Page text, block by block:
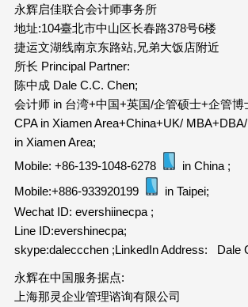
永辉启佳联合会计师事务所
地址:104臺北市中山区长春路378号6楼
捷运文湖线南京东路站,兄弟大饭店附近
所长 Principal Partner:
陈中成 Dale C.C. Chen;
会计师 in 台湾+中国+英国/企管硕士+企管博
CPA in Xiamen Area+China+UK/
in Xiamen Area;
Mobile: +86-139-1048-6278
in China ;
Mobile:+886-933920199
in Taipei;
Wechat ID: evershiinecpa ;
Line ID:evershinecpa;
skype:daleccchen ;LinkedIn Address: Dale
永辉在中国服务据点:
上海那灵企业管理谘询有限公司